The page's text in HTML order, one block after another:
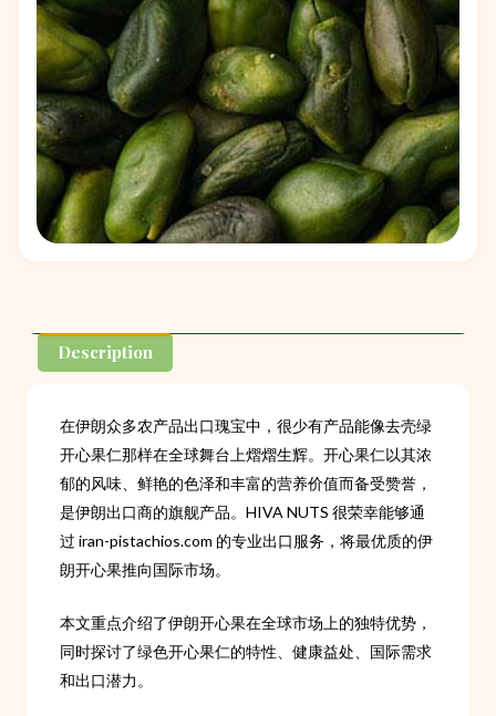
Description
在伊朗众多农产品出口瑰宝中，很少有产品能像去壳绿
开心果仁那样在全球舞台上熠熠生辉。开心果仁以其浓
郁的风味、鲜艳的色泽和丰富的营养价值而备受赞誉，
是伊朗出口商的旗舰产品。HIVA NUTS 很荣幸能够通
过 iran-pistachios.com 的专业出口服务，将最优质的伊
朗开心果推向国际市场。
本文重点介绍了伊朗开心果在全球市场上的独特优势，
同时探讨了绿色开心果仁的特性、健康益处、国际需求
和出口潜力。